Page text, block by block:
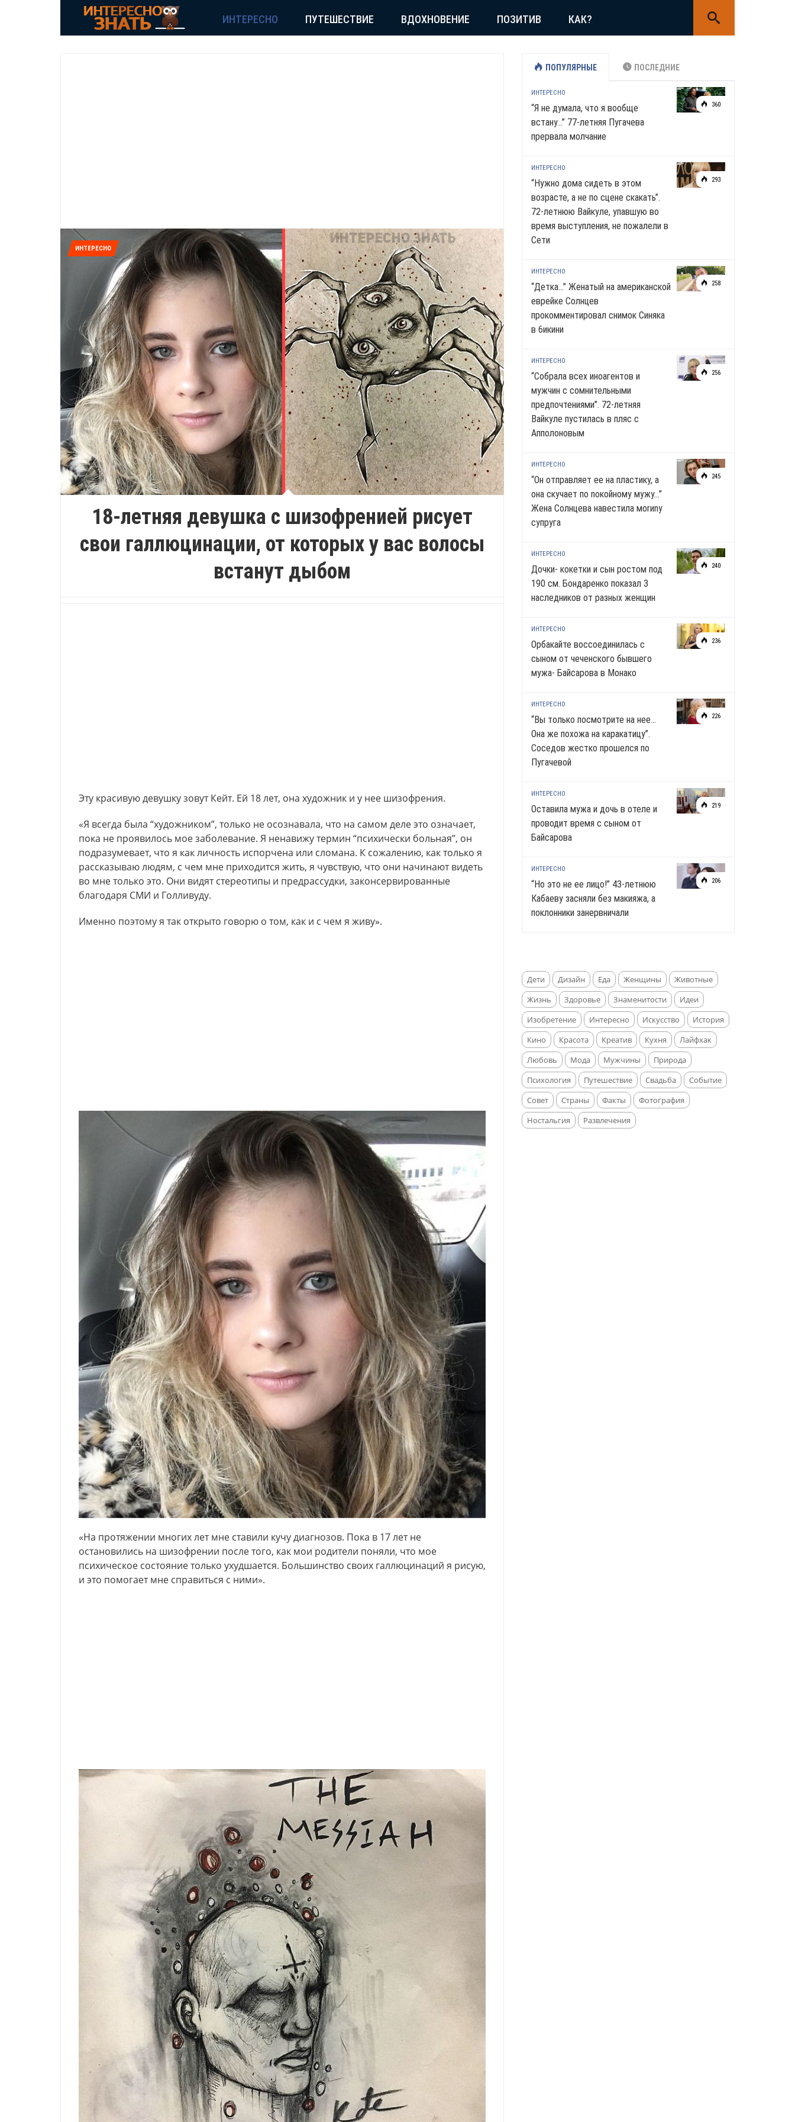
ИНТЕРЕСНО ПУТЕШЕСТВИЕ ВДОХНОВЕНИЕ ПОЗИТИВ КАК?
ИНТЕРЕСНО
18-летняя девушка с шизофренией рисует
свои галлюцинации, от которых у вас волосы
встанут дыбом
Эту красивую девушку зовут Кейт. Ей 18 лет, она художник и у нее шизофрения.
«Я всегда была “художником”, только не осознавала, что на самом деле это означает,
пока не проявилось мое заболевание. Я ненавижу термин “психически больная”, он
подразумевает, что я как личность испорчена или сломана. К сожалению, как только я
рассказываю людям, с чем мне приходится жить, я чувствую, что они начинают видеть
во мне только это. Они видят стереотипы и предрассудки, законсервированные
благодаря СМИ и Голливуду.
Именно поэтому я так открыто говорю о том, как и с чем я живу».
«На протяжении многих лет мне ставили кучу диагнозов. Пока в 17 лет не
остановились на шизофрении после того, как мои родители поняли, что мое
психическое состояние только ухудшается. Большинство своих галлюцинаций я рисую,
и это помогает мне справиться с ними».
ПОПУЛЯРНЫЕ ПОСЛЕДНИЕ
360
ИНТЕРЕСНО
“Я не думала, что я вообще
встану…” 77-летняя Пугачева
прервала молчание
293
ИНТЕРЕСНО
“Нужно дома сидеть в этом
возрасте, а не по сцене скакать”.
72-летнюю Вайкуле, упавшую во
время выступления, не пожалели в
Сети
258
ИНТЕРЕСНО
“Детка…” Женатый на американской
еврейке Солнцев
прокомментировал снимок Синяка
в 6икини
256
ИНТЕРЕСНО
“Собрала всех иноагентов и
мужчин с сомнительными
предпочтениями”. 72-летняя
Вайкуле пустилась в пляс с
Апполоновым
245
ИНТЕРЕСНО
“Он отправляет ее на пластику, а
она скучает по noкoйномy мужу…”
Жена Солнцева навестила моrиnу
супруга
240
ИНТЕРЕСНО
Дочки- кокетки и сын ростом под
190 см. Бондаренко показал 3
наследников от разных женщин
236
ИНТЕРЕСНО
Орбакайте воссоединилась с
сыном от чеченского бывшего
мужа- Байсарова в Монако
226
ИНТЕРЕСНО
“Вы только посмотрите на нее…
Она же похожа на каракатицу”.
Соседов жестко прошелся по
Пугачевой
219
ИНТЕРЕСНО
Оставила мужа и дочь в отеле и
проводит время с сыном от
Байсарова
206
ИНТЕРЕСНО
“Но это не ее лицо!” 43-летнюю
Кабаеву засняли без макияжа, а
поклонники занервничали
Дети Дизайн Еда Женщины
Животные
Жизнь
Здоровье Знаменитости
Идеи
Изобретение
Интересно Искусство
История
Кино
Красота Креатив Кухня
Лайфхак
Любовь
Мода Мужчины
Природа
Психология
Путешествие Свадьба
Событие
Совет
Страны Факты
Фотография
Ностальгия
Развлечения